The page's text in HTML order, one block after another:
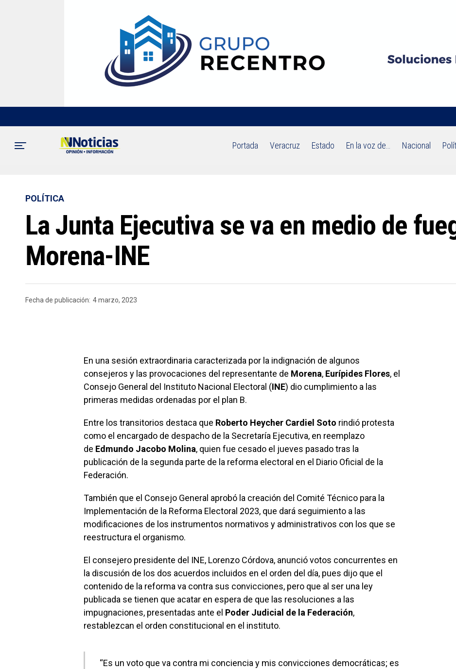
Portada Veracruz Estado En la voz de… Nacional
POLÍTICA
La Junta Ejecutiva se va en medio de
Morena-INE
Fecha de publicación: 4 marzo, 2023
En una sesión extraordinaria caracterizada por la indignación de algunos
consejeros y las provocaciones del representante de Morena, Eurípides Flores, el
Consejo General del Instituto Nacional Electoral (INE) dio cumplimiento a las
primeras medidas ordenadas por el plan B.
Entre los transitorios destaca que Roberto Heycher Cardiel Soto rindió protesta
como el encargado de despacho de la Secretaría Ejecutiva, en reemplazo
de Edmundo Jacobo Molina, quien fue cesado el jueves pasado tras la
publicación de la segunda parte de la reforma electoral en el Diario Oficial de la
Federación.
También que el Consejo General aprobó la creación del Comité Técnico para la
Implementación de la Reforma Electoral 2023, que dará seguimiento a las
modificaciones de los instrumentos normativos y administrativos con los que se
reestructura el organismo.
El consejero presidente del INE, Lorenzo Córdova, anunció votos concurrentes en
la discusión de los dos acuerdos incluidos en el orden del día, pues dijo que el
contenido de la reforma va contra sus convicciones, pero que al ser una ley
publicada se tienen que acatar en espera de que las resoluciones a las
impugnaciones, presentadas ante el Poder Judicial de la Federación,
restablezcan el orden constitucional en el instituto.
“Es un voto que va contra mi conciencia y mis convicciones democráticas; es